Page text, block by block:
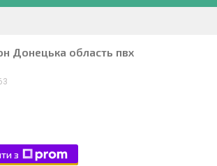
Донецька область пвх
з